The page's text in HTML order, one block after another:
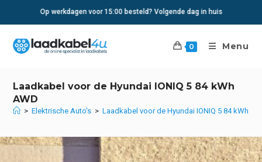
Op werkdagen voor 15:00 besteld? Volgende dag in huis
0 Menu
Laadkabel voor de Hyundai IONIQ 5 84 kWh
AWD
> Elektrische Auto's > Laadkabel voor de Hyundai IONIQ 5 84 kWh